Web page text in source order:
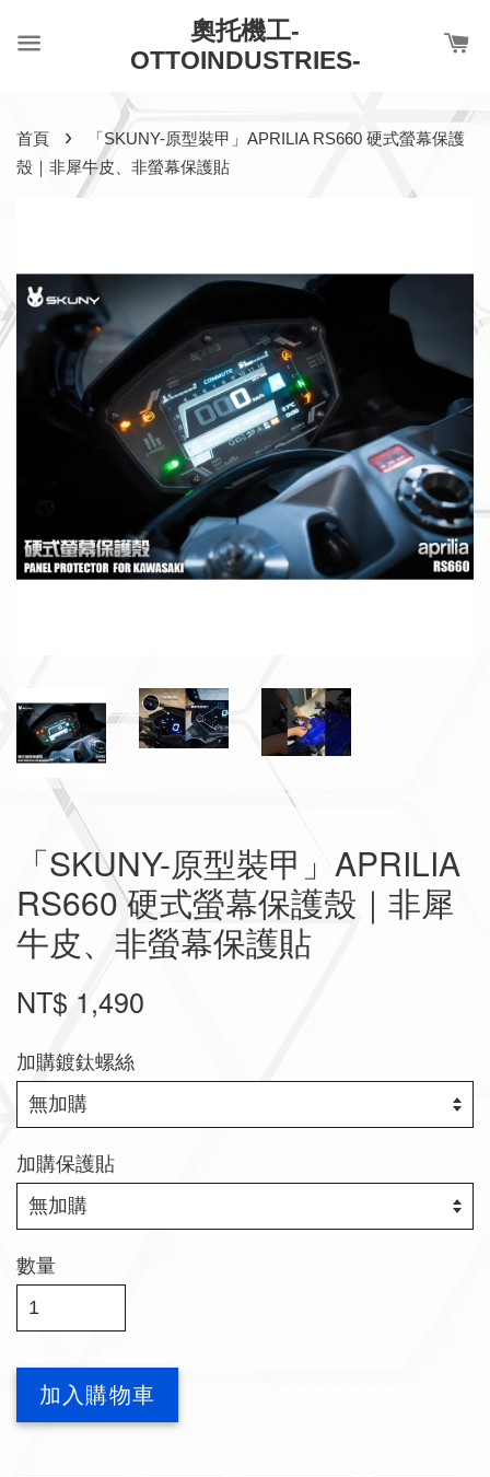
奧托機工-
OTTOINDUSTRIES-
首頁 ›
「SKUNY-原型裝甲」APRILIA RS660 硬式螢幕保護
殼｜非犀牛皮、非螢幕保護貼
「SKUNY-原型裝甲」APRILIA
RS660 硬式螢幕保護殼｜非犀
牛皮、非螢幕保護貼
NT$ 1,490
加購鍍鈦螺絲
加購保護貼
數量
加入購物車